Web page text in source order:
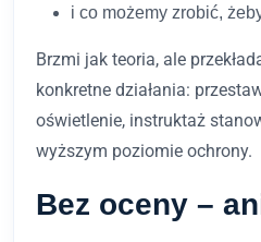
i co możemy zrobić,
Brzmi jak teoria, ale
konkretne działania:
oświetlenie, instruktaż
wyższym poziomie ochrony.
Bez oceny –